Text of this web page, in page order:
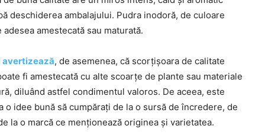
deschiderea ambalajului. Pudra inodoră, de culoare
adesea amestecată sau maturată.
avertizează, de asemenea, că scorțișoara de calitate
fi amestecată cu alte scoarțe de plante sau materiale
diluând astfel condimentul valoros. De aceea, este
o idee bună să cumpărați de la o sursă de încredere, de
la o marcă ce menționează originea și varietatea.